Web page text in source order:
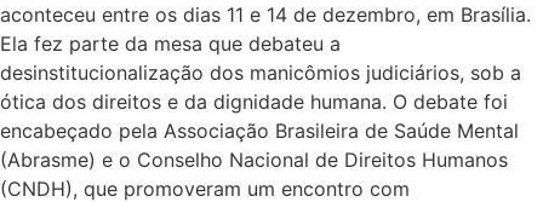
aconteceu entre os dias 11 e 14 de dezembro, em Brasília.
Ela fez parte da mesa que debateu a
desinstitucionalização dos manicômios judiciários, sob a
ótica dos direitos e da dignidade humana. O debate foi
encabeçado pela Associação Brasileira de Saúde Mental
(Abrasme) e o Conselho Nacional de Direitos Humanos
(CNDH), que promoveram um encontro com